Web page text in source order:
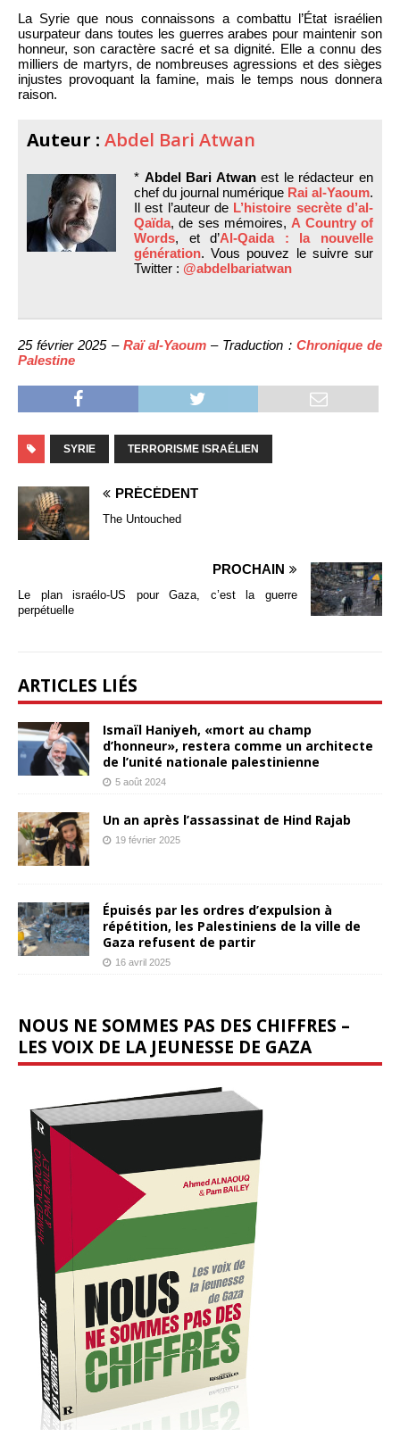
La Syrie que nous connaissons a combattu l’État israélien
usurpateur dans toutes les guerres arabes pour maintenir son
honneur, son caractère sacré et sa dignité. Elle a connu des
milliers de martyrs, de nombreuses agressions et des sièges
injustes provoquant la famine, mais le temps nous donnera
raison.
Auteur : Abdel Bari Atwan
* Abdel Bari Atwanest le rédacteur en
chef du journal numérique Rai al-Yaoum.
Il est l’auteur de L’histoire secrète d’al-
Qaïda, de ses mémoires, A Country of
Words, et d’Al-Qaida : la nouvelle
génération. Vous pouvez le suivre sur
Twitter : @abdelbariatwan
25 février 2025 – Raï al-Yaoum – Traduction : Chronique de
Palestine
SYRIE TERRORISME ISRAÉLIEN
PRÉCÉDENT
The Untouched
PROCHAIN
Le plan israélo-US pour Gaza, c’est la guerre
perpétuelle
ARTICLES LIÉS
Ismaïl Haniyeh, «mort au champ
d’honneur», restera comme un architecte
de l’unité nationale palestinienne
5 août 2024
Un an après l’assassinat de Hind Rajab
19 février 2025
Épuisés par les ordres d’expulsion à
répétition, les Palestiniens de la ville de
Gaza refusent de partir
16 avril 2025
NOUS NE SOMMES PAS DES CHIFFRES –
LES VOIX DE LA JEUNESSE DE GAZA